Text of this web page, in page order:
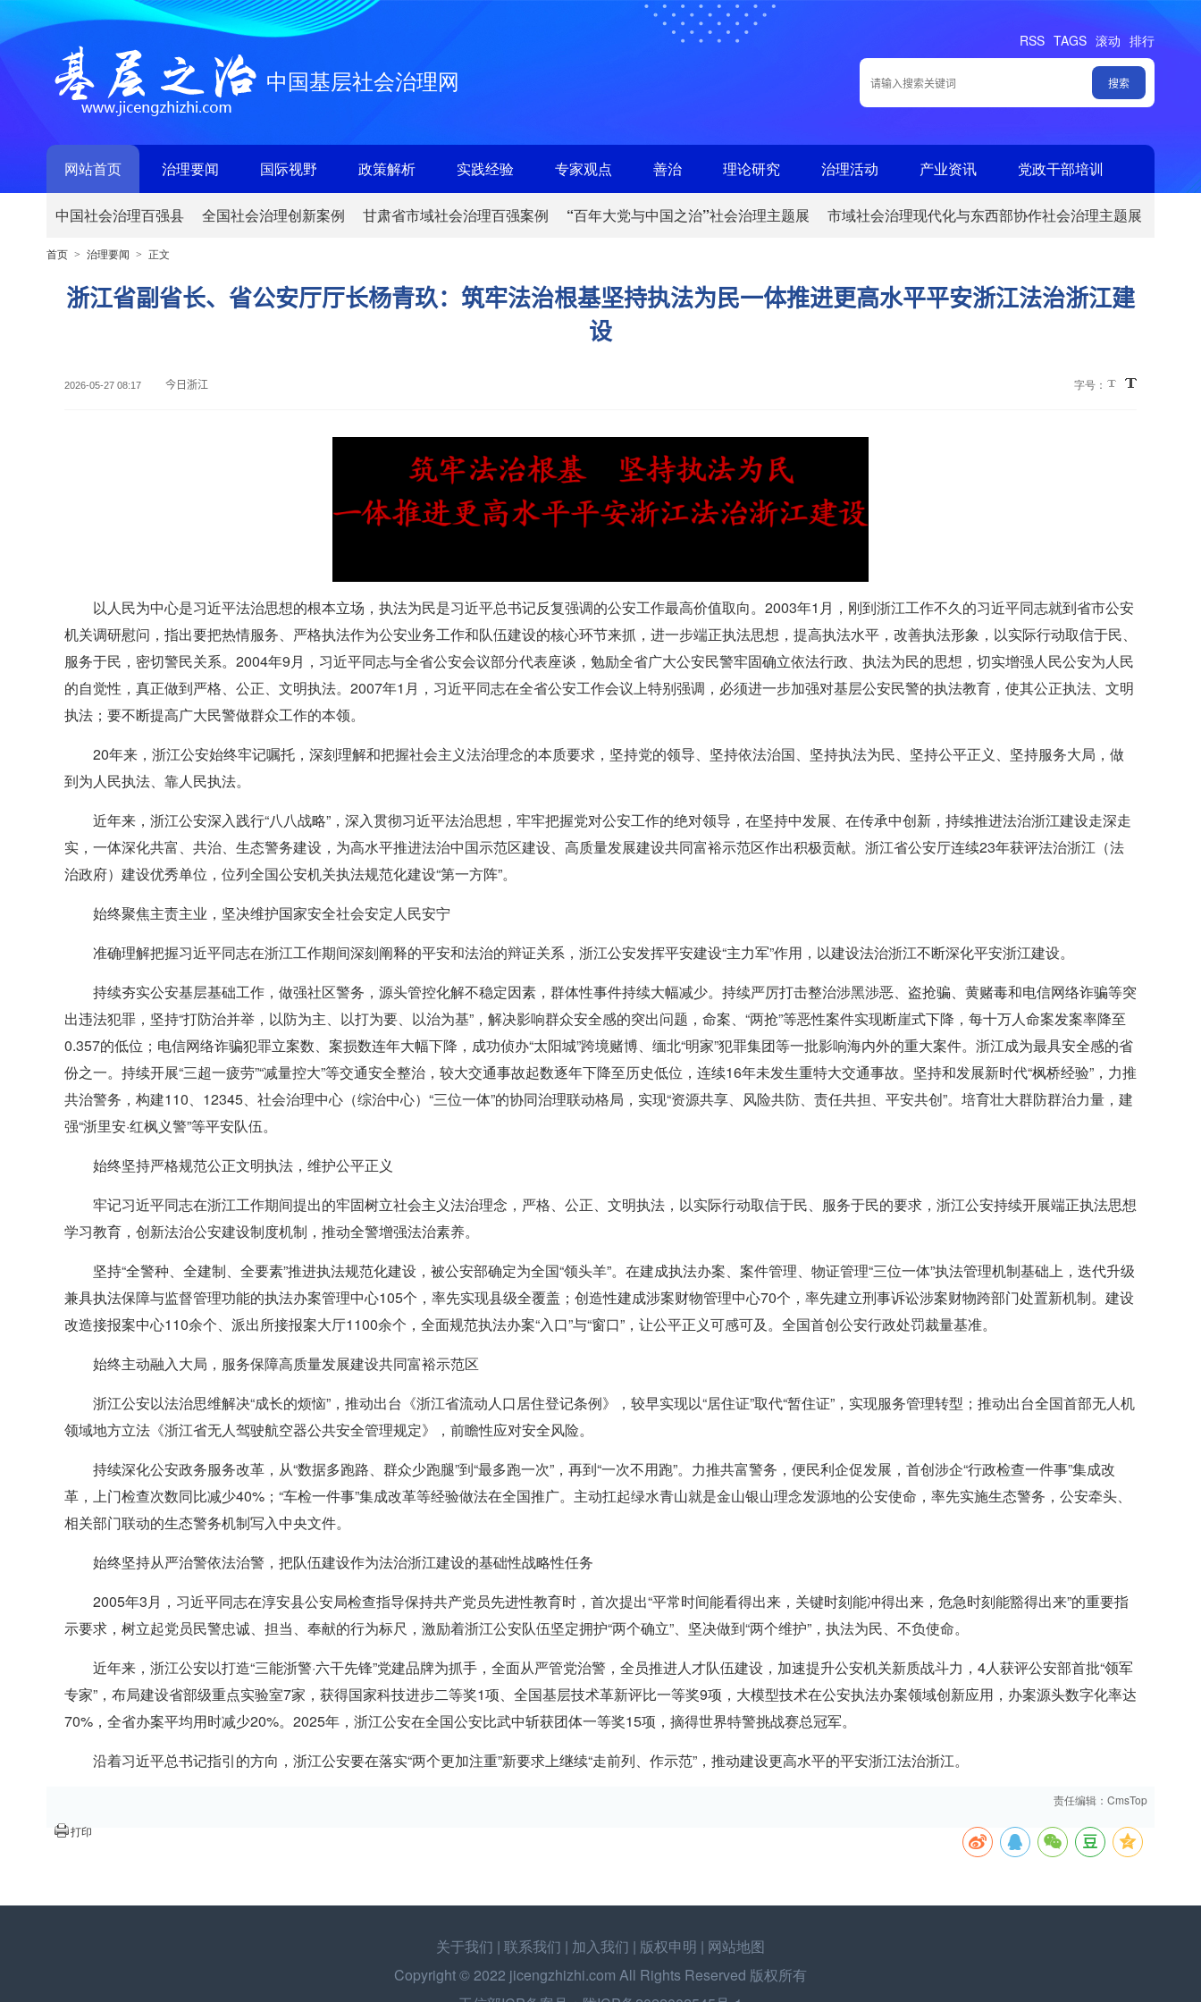
RSS TAGS 滚动 排行
中国基层社会治理网
网站首页 治理要闻 国际视野 政策解析 实践经验 专家观点 善治 理论研究 治理活动 产业资讯 党政干部培训
中国社会治理百强县 全国社会治理创新案例 甘肃省市域社会治理百强案例 “百年大党与中国之治”社会治理主题展 市域社会治理现代化与东西部协作社会治理主题展
首页 > 治理要闻 > 正文
浙江省副省长、省公安厅厅长杨青玖：筑牢法治根基坚持执法为民一体推进更高水平平安浙江法治浙江建
设
2026-05-27 08:17 今日浙江 字号：
以人民为中心是习近平法治思想的根本立场，执法为民是习近平总书记反复强调的公安工作最高价值取向。2003年1月，刚到浙江工作不久的习近平同志就到省市公安
机关调研慰问，指出要把热情服务、严格执法作为公安业务工作和队伍建设的核心环节来抓，进一步端正执法思想，提高执法水平，改善执法形象，以实际行动取信于民、
服务于民，密切警民关系。2004年9月，习近平同志与全省公安会议部分代表座谈，勉励全省广大公安民警牢固确立依法行政、执法为民的思想，切实增强人民公安为人民
的自觉性，真正做到严格、公正、文明执法。2007年1月，习近平同志在全省公安工作会议上特别强调，必须进一步加强对基层公安民警的执法教育，使其公正执法、文明
执法；要不断提高广大民警做群众工作的本领。
20年来，浙江公安始终牢记嘱托，深刻理解和把握社会主义法治理念的本质要求，坚持党的领导、坚持依法治国、坚持执法为民、坚持公平正义、坚持服务大局，做
到为人民执法、靠人民执法。
近年来，浙江公安深入践行“八八战略”，深入贯彻习近平法治思想，牢牢把握党对公安工作的绝对领导，在坚持中发展、在传承中创新，持续推进法治浙江建设走深走
实，一体深化共富、共治、生态警务建设，为高水平推进法治中国示范区建设、高质量发展建设共同富裕示范区作出积极贡献。浙江省公安厅连续23年获评法治浙江（法
治政府）建设优秀单位，位列全国公安机关执法规范化建设“第一方阵”。
始终聚焦主责主业，坚决维护国家安全社会安定人民安宁
准确理解把握习近平同志在浙江工作期间深刻阐释的平安和法治的辩证关系，浙江公安发挥平安建设“主力军”作用，以建设法治浙江不断深化平安浙江建设。
持续夯实公安基层基础工作，做强社区警务，源头管控化解不稳定因素，群体性事件持续大幅减少。持续严厉打击整治涉黑涉恶、盗抢骗、黄赌毒和电信网络诈骗等突
出违法犯罪，坚持“打防治并举，以防为主、以打为要、以治为基”，解决影响群众安全感的突出问题，命案、“两抢”等恶性案件实现断崖式下降，每十万人命案发案率降至
0.357的低位；电信网络诈骗犯罪立案数、案损数连年大幅下降，成功侦办“太阳城”跨境赌博、缅北“明家”犯罪集团等一批影响海内外的重大案件。浙江成为最具安全感的省
份之一。持续开展“三超一疲劳”“减量控大”等交通安全整治，较大交通事故起数逐年下降至历史低位，连续16年未发生重特大交通事故。坚持和发展新时代“枫桥经验”，力推
共治警务，构建110、12345、社会治理中心（综治中心）“三位一体”的协同治理联动格局，实现“资源共享、风险共防、责任共担、平安共创”。培育壮大群防群治力量，建
强“浙里安·红枫义警”等平安队伍。
始终坚持严格规范公正文明执法，维护公平正义
牢记习近平同志在浙江工作期间提出的牢固树立社会主义法治理念，严格、公正、文明执法，以实际行动取信于民、服务于民的要求，浙江公安持续开展端正执法思想
学习教育，创新法治公安建设制度机制，推动全警增强法治素养。
坚持“全警种、全建制、全要素”推进执法规范化建设，被公安部确定为全国“领头羊”。在建成执法办案、案件管理、物证管理“三位一体”执法管理机制基础上，迭代升级
兼具执法保障与监督管理功能的执法办案管理中心105个，率先实现县级全覆盖；创造性建成涉案财物管理中心70个，率先建立刑事诉讼涉案财物跨部门处置新机制。建设
改造接报案中心110余个、派出所接报案大厅1100余个，全面规范执法办案“入口”与“窗口”，让公平正义可感可及。全国首创公安行政处罚裁量基准。
始终主动融入大局，服务保障高质量发展建设共同富裕示范区
浙江公安以法治思维解决“成长的烦恼”，推动出台《浙江省流动人口居住登记条例》，较早实现以“居住证”取代“暂住证”，实现服务管理转型；推动出台全国首部无人机
领域地方立法《浙江省无人驾驶航空器公共安全管理规定》，前瞻性应对安全风险。
持续深化公安政务服务改革，从“数据多跑路、群众少跑腿”到“最多跑一次”，再到“一次不用跑”。力推共富警务，便民利企促发展，首创涉企“行政检查一件事”集成改
革，上门检查次数同比减少40%；“车检一件事”集成改革等经验做法在全国推广。主动扛起绿水青山就是金山银山理念发源地的公安使命，率先实施生态警务，公安牵头、
相关部门联动的生态警务机制写入中央文件。
始终坚持从严治警依法治警，把队伍建设作为法治浙江建设的基础性战略性任务
2005年3月，习近平同志在淳安县公安局检查指导保持共产党员先进性教育时，首次提出“平常时间能看得出来，关键时刻能冲得出来，危急时刻能豁得出来”的重要指
示要求，树立起党员民警忠诚、担当、奉献的行为标尺，激励着浙江公安队伍坚定拥护“两个确立”、坚决做到“两个维护”，执法为民、不负使命。
近年来，浙江公安以打造“三能浙警·六干先锋”党建品牌为抓手，全面从严管党治警，全员推进人才队伍建设，加速提升公安机关新质战斗力，4人获评公安部首批“领军
专家”，布局建设省部级重点实验室7家，获得国家科技进步二等奖1项、全国基层技术革新评比一等奖9项，大模型技术在公安执法办案领域创新应用，办案源头数字化率达
70%，全省办案平均用时减少20%。2025年，浙江公安在全国公安比武中斩获团体一等奖15项，摘得世界特警挑战赛总冠军。
沿着习近平总书记指引的方向，浙江公安要在落实“两个更加注重”新要求上继续“走前列、作示范”，推动建设更高水平的平安浙江法治浙江。
责任编辑：CmsTop
打印
关于我们 | 联系我们 | 加入我们 | 版权申明 | 网站地图
Copyright © 2022 jicengzhizhi.com All Rights Reserved 版权所有